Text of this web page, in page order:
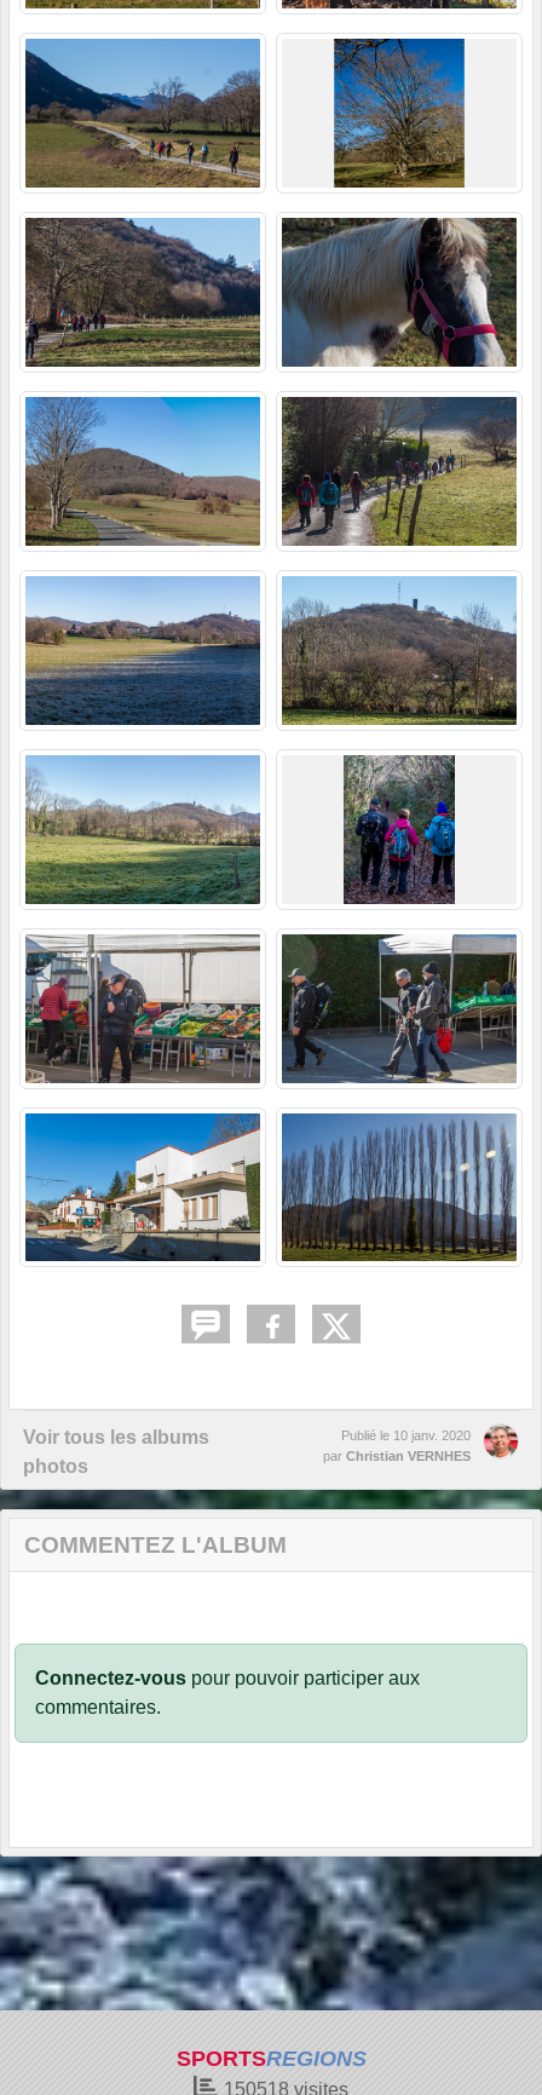
Voir tous les albums
photos
Publié le 10 janv. 2020
par Christian VERNHES
COMMENTEZ L'ALBUM
Connectez-vous pour pouvoir participer aux
commentaires.
SPORTSREGIONS
150518 visites